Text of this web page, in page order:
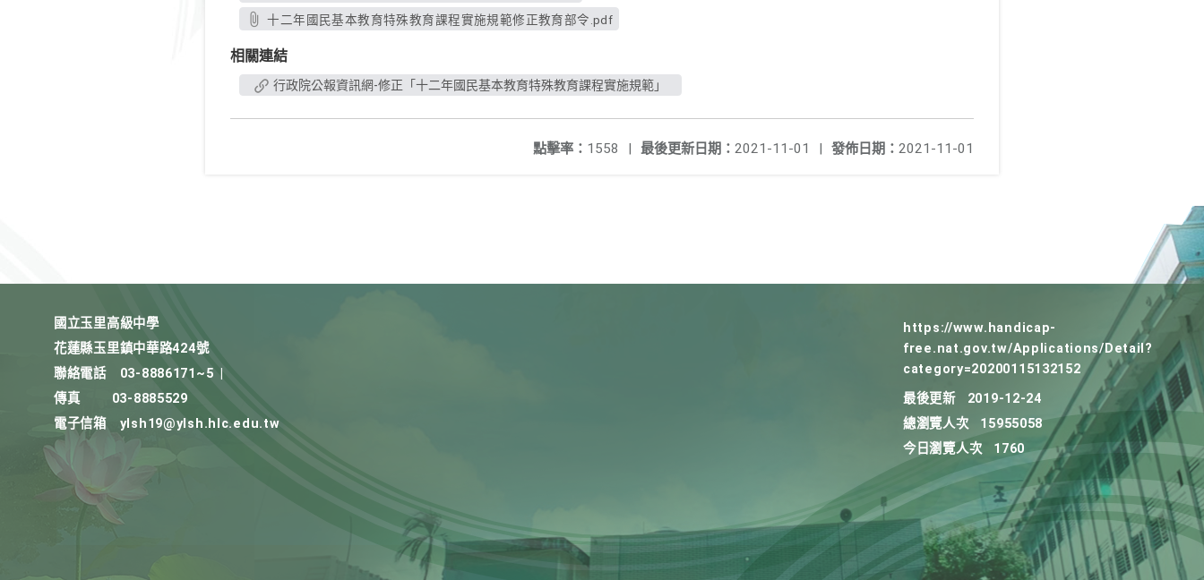
十二年國民基本教育特殊教育課程實施規範修正教育部令.pdf
相關連結
行政院公報資訊網-修正「十二年國民基本教育特殊教育課程實施規範」
發佈日期： 2021-11-01
最後更新日期： 2021-11-01 |
點擊率： 1558 |
國立玉里高級中學
花蓮縣玉里鎮中華路424號
聯絡電話
03-8886171~5
傳真
03-8885529
電子信箱
ylsh19@ylsh.hlc.edu.tw
https://www.handicap-
free.nat.gov.tw/Applications/Detail?
category=20200115132152
最後更新
2019-12-24
總瀏覽人次
15955058
今日瀏覽人次
1760